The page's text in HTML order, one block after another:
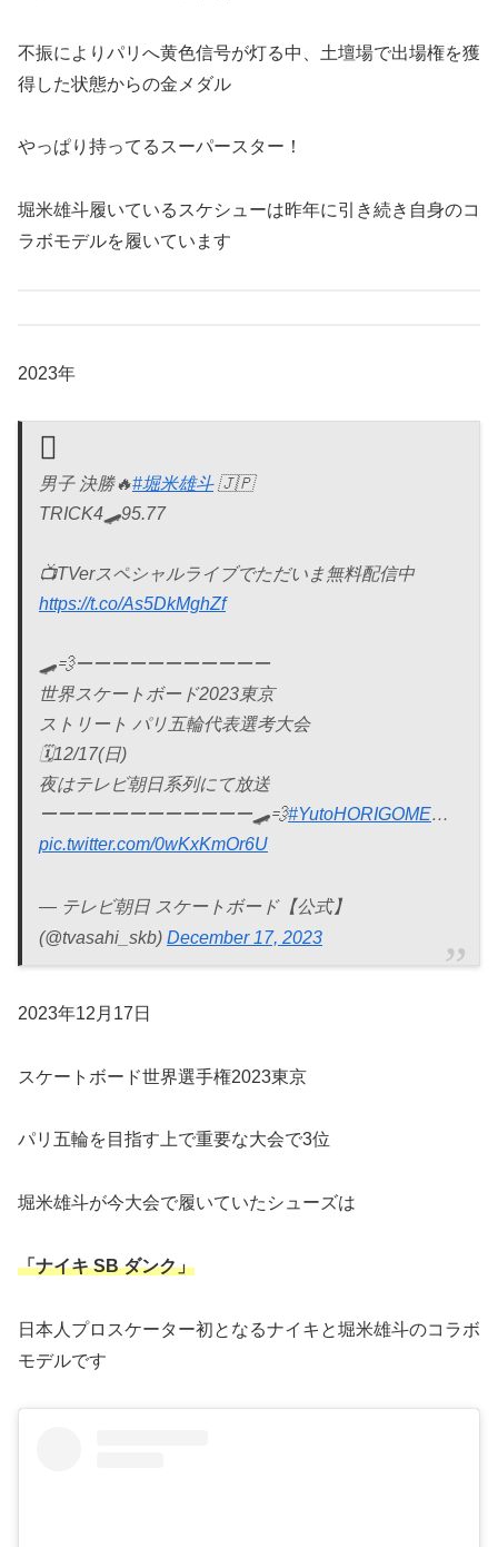
不振によりパリへ黄色信号が灯る中、土壇場で出場権を獲
得した状態からの金メダル
やっぱり持ってるスーパースター！
堀米雄斗履いているスケシューは昨年に引き続き自身のコ
ラボモデルを履いています
2023年
男子 決勝🔥#堀米雄斗🇯🇵
TRICK4🛹95.77
📺TVerスペシャルライブでただいま無料配信中
https://t.co/As5DkMghZf
🛹💨ーーーーーーーーーーー
世界スケートボード2023東京
ストリート パリ五輪代表選考大会
🗓12/17(日)
夜はテレビ朝日系列にて放送
ーーーーーーーーーーーー🛹💨#YutoHORIGOME…
pic.twitter.com/0wKxKmOr6U
— テレビ朝日 スケートボード【公式】
(@tvasahi_skb) December 17, 2023
2023年12月17日
スケートボード世界選手権2023東京
パリ五輪を目指す上で重要な大会で3位
堀米雄斗が今大会で履いていたシューズは
「ナイキ SB ダンク」
日本人プロスケーター初となるナイキと堀米雄斗のコラボ
モデルです